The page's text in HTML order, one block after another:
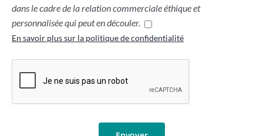
dans le cadre de la relation commerciale éthique et
personnalisée qui peut en découler.
En savoir plus sur la politique de confidentialité